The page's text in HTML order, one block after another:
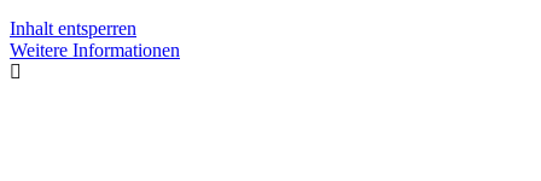
Inhalt entsperren
Weitere Informationen